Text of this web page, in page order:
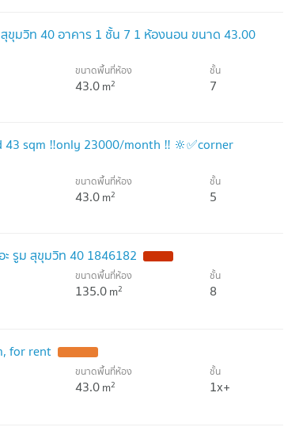
สุขุมวิท 40 อาคาร 1 ชั้น 7 1 ห้องนอน ขนาด 43.00
ขนาดพื้นที่ห้อง
43.0m2
ชั้น
7
sqm ‼️only 23000/month ‼️ 🔆✅corner
ขนาดพื้นที่ห้อง
43.0m2
ชั้น
5
ะ รูม สุขุมวิท 40 1846182
ขนาดพื้นที่ห้อง
135.0m2
ชั้น
8
for rent
ขนาดพื้นที่ห้อง
43.0m2
ชั้น
1x+